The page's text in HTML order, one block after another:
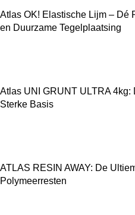
Atlas OK! Elastische Lijm – Dé
en Duurzame Tegelplaatsing
Atlas UNI GRUNT ULTRA 4kg:
Sterke Basis
ATLAS RESIN AWAY: De
Polymeerresten